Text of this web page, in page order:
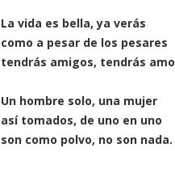
La vida es bella, ya verás
como a pesar de los pesares
tendrás amigos, tendrás
Un hombre solo, una mujer
así tomados, de uno en uno
son como polvo, no son nada.